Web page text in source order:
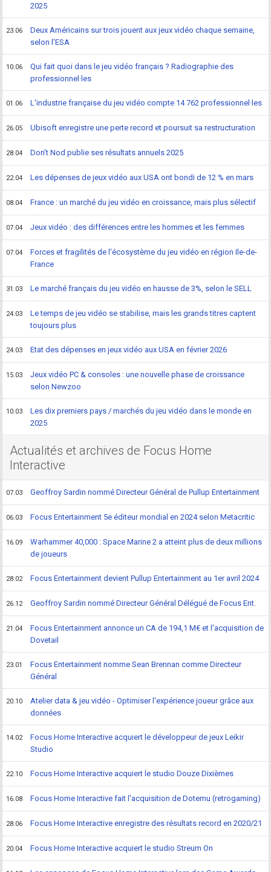
2025
23.06
Deux Américains sur trois jouent aux jeux vidéo chaque semaine,
selon l'ESA
10.06
Qui fait quoi dans le jeu vidéo français ? Radiographie des
professionnel·les
01.06 L'industrie française du jeu vidéo compte 14 762 professionnel·les
26.05 Ubisoft enregistre une perte record et poursuit sa restructuration
28.04 Don't Nod publie ses résultats annuels 2025
22.04 Les dépenses de jeux vidéo aux USA ont bondi de 12 % en mars
08.04 France : un marché du jeu vidéo en croissance, mais plus sélectif
07.04 Jeux vidéo : des différences entre les hommes et les femmes
07.04
Forces et fragilités de l'écosystème du jeu vidéo en région Ile-de-
France
31.03 Le marché français du jeu vidéo en hausse de 3%, selon le SELL
24.03
Le temps de jeu vidéo se stabilise, mais les grands titres captent
toujours plus
24.03 Etat des dépenses en jeux vidéo aux USA en février 2026
15.03
Jeux vidéo PC & consoles : une nouvelle phase de croissance
selon Newzoo
10.03
Les dix premiers pays / marchés du jeu vidéo dans le monde en
2025
Actualités et archives de Focus Home
Interactive
07.03 Geoffroy Sardin nommé Directeur Général de Pullup Entertainment
06.03 Focus Entertainment 5e éditeur mondial en 2024 selon Metacritic
16.09
Warhammer 40,000 : Space Marine 2 a atteint plus de deux millions
de joueurs
28.02 Focus Entertainment devient Pullup Entertainment au 1er avril 2024
26.12 Geoffroy Sardin nommé Directeur Général Délégué de Focus Ent.
21.04
Focus Entertainment annonce un CA de 194,1 M€ et l'acquisition de
Dovetail
23.01
Focus Entertainment nomme Sean Brennan comme Directeur
Général
20.10
Atelier data & jeu vidéo - Optimiser l'expérience joueur grâce aux
données
14.02
Focus Home Interactive acquiert le développeur de jeux Leikir
Studio
22.10 Focus Home Interactive acquiert le studio Douze Dixièmes
16.08 Focus Home Interactive fait l'acquisition de Dotemu (retrogaming)
28.06 Focus Home Interactive enregistre des résultats record en 2020/21
20.04 Focus Home Interactive acquiert le studio Streum On